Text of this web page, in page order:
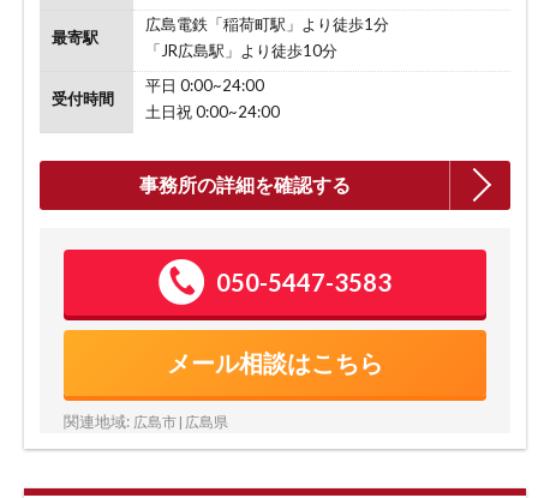
最寄駅
広島電鉄「稲荷町駅」より徒歩1分
「JR広島駅」より徒歩10分
受付時間
平日 0:00~24:00
土日祝 0:00~24:00
事務所の詳細を確認する
050-5447-3583
メール相談はこちら
関連地域: 広島市 | 広島県